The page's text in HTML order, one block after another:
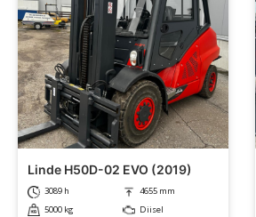
Linde H50D-02 EVO (2019)
3089 h
4655 mm
5000 kg
Diisel